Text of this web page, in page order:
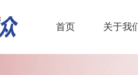
首页 关于我